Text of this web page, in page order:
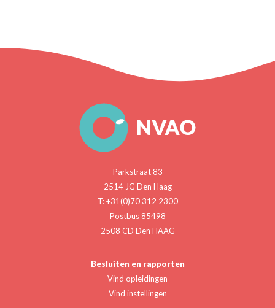
Parkstraat 83
2514 JG Den Haag
T: +31(0)70 312 2300
Postbus 85498
2508 CD Den HAAG
Besluiten en rapporten
Vind opleidingen
Vind instellingen